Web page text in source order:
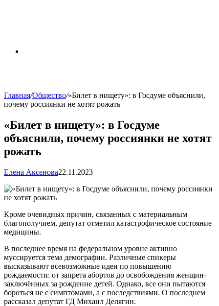
Главная/Общество/«Билет в нищету»: в Госдуме объяснили,
почему россиянки не хотят рожать
«Билет в нищету»: в Госдуме
объяснили, почему россиянки не хотят
рожать
Елена Аксенова22.11.2023
Кроме очевидных причин, связанных с материальным
благополучием, депутат отметил катастрофическое состояние
медицины.
В последнее время на федеральном уровне активно
муссируется тема демографии. Различные спикеры
высказывают всевозможные идеи по повышению
рождаемости: от запрета абортов до освобождения женщин-
заключённых за рождение детей. Однако, все они пытаются
бороться не с симптомами, а с последствиями. О последнем
рассказал депутат ГД Михаил Делягин.